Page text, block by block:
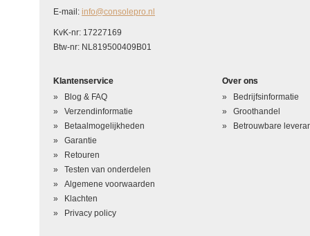
Uw beoordeling in één zin
*
Beoordeling
E-mail: info@consolepro.nl
KvK-nr: 17227169
Btw-nr: NL819500409B01
Klantenservice
Blog & FAQ
Verzendinformatie
Betaalmogelijkheden
Garantie
Retouren
Testen van onderdelen
Algemene voorwaarden
Klachten
Privacy policy
Over ons
Bedrijfsinformatie
Groothandel
Betrouwbare